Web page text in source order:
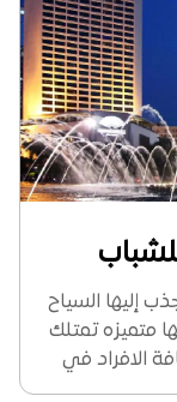
إليها السياح
متميزه تمتلك
الافراد في
أن هناك